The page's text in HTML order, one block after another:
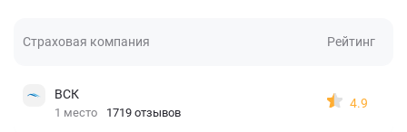
Страховая компания Рейтинг
ВСК
1 место 1719 отзывов
4.9